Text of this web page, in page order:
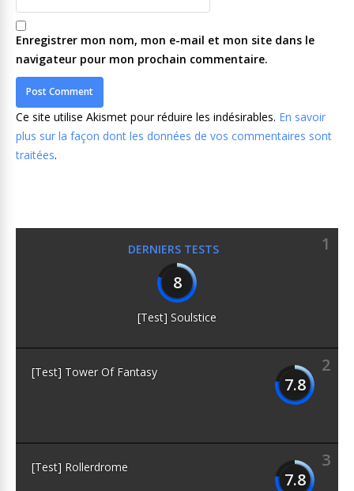
Enregistrer mon nom, mon e-mail et mon site dans le
navigateur pour mon prochain commentaire.
Ce site utilise Akismet pour réduire les indésirables. En savoir
plus sur la façon dont les données de vos commentaires sont
traitées.
DERNIERS TESTS
1
8
[Test] Soulstice
2
7.8
[Test] Tower Of Fantasy
3
7.8
[Test] Rollerdrome